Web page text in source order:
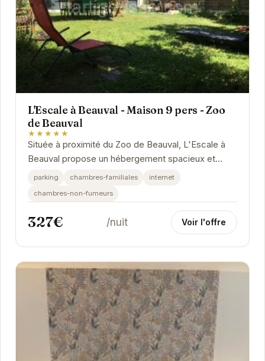
L'Escale à Beauval - Maison 9 pers - Zoo
de Beauval
★★★★★
Située à proximité du Zoo de Beauval, L'Escale à
Beauval propose un hébergement spacieux et
confortable pour 9 personnes. Avec ses
parking chambres-familiales
internet
chambres-non-fumeurs
327€ /nuit Voir l'offre